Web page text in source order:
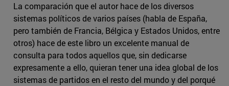
La comparación que el autor hace de los diversos
sistemas políticos de varios países (habla de España,
pero también de Francia, Bélgica y Estados Unidos, entre
otros) hace de este libro un excelente manual de
consulta para todos aquellos que, sin dedicarse
expresamente a ello, quieran tener una idea global de los
sistemas de partidos en el resto del mundo y del porqué